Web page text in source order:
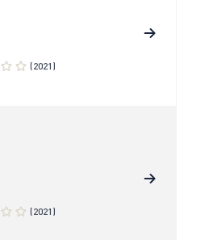
(2021)
(2021)